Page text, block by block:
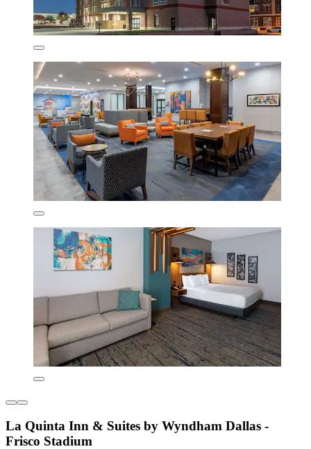
La Quinta Inn & Suites by Wyndham Dallas -
Frisco Stadium